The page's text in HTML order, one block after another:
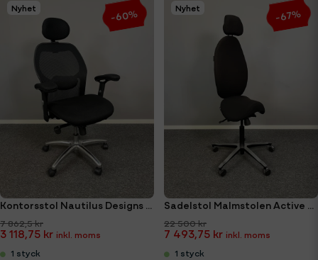
Kontorsstol Nautilus Designs Hermes High Back
7 862,5 kr
3 118,75 kr
1 styck
Nyhet -60%
Sadelstol Malmstolen Active H5
22 500 kr
7 493,75 kr
1 styck
Nyhet -67%